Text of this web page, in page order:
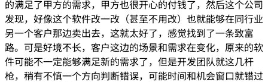
的满足了甲方的需求，甲方也很开心的付钱了，然后这个公司
发现，好像这个软件改一改（甚至不用改）也就能够在同行业
另一个客户那边卖出去，这就太好了，感觉找到了一条致富
路。可是好境不长，客户这边的场景和需求在变化，原来的软
件可能不一定能够满足新的需求了，但是开发团队就这几杆
枪，稍有不慎一个方向判断错误，可能时间和机会窗口就错过